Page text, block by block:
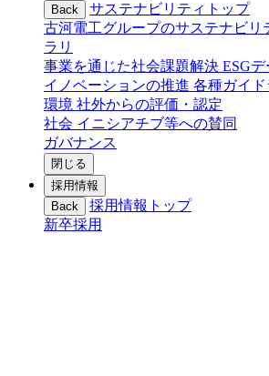
Back
サステナビリティトップ
古河電工グループのサステナビリ
ラリ
事業を通じた社会課題解決 ESG
イノベーションの推進 各種ガイ
環境 社外からの評価・認定
社会 イニシアチブ等への賛同
ガバナンス
閉じる
採用情報
Back
採用情報トップ
新卒採用